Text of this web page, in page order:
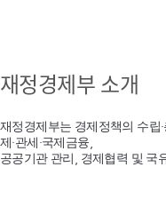
재정경제부 소개
재정경제부는 경제정책의 수립·
제·관세·국제금융,
공공기관 관리, 경제협력 및 국